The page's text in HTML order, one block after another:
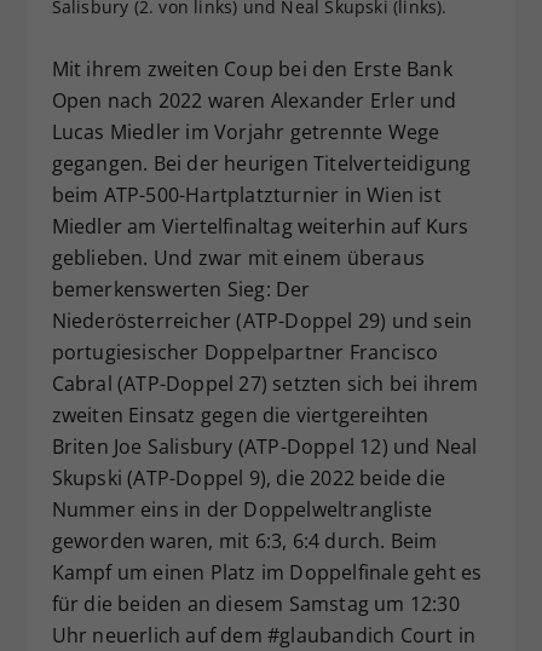
Salisbury (2. von links) und Neal Skupski (links).
Mit ihrem zweiten Coup bei den Erste Bank
Open nach 2022 waren Alexander Erler und
Lucas Miedler im Vorjahr getrennte Wege
gegangen. Bei der heurigen Titelverteidigung
beim ATP-500-Hartplatzturnier in Wien ist
Miedler am Viertelfinaltag weiterhin auf Kurs
geblieben. Und zwar mit einem überaus
bemerkenswerten Sieg: Der
Niederösterreicher (ATP-Doppel 29) und sein
portugiesischer Doppelpartner Francisco
Cabral (ATP-Doppel 27) setzten sich bei ihrem
zweiten Einsatz gegen die viertgereihten
Briten Joe Salisbury (ATP-Doppel 12) und Neal
Skupski (ATP-Doppel 9), die 2022 beide die
Nummer eins in der Doppelweltrangliste
geworden waren, mit 6:3, 6:4 durch. Beim
Kampf um einen Platz im Doppelfinale geht es
für die beiden an diesem Samstag um 12:30
Uhr neuerlich auf dem #glaubandich Court in
Zweck
Einstellungen. Unter anderem eine
zufällig generierte ID, für die
historische Speicherung Ihrer
vorgenommen Einstellungen, falls der
Webseiten-Betreiber dies eingestellt
hat.